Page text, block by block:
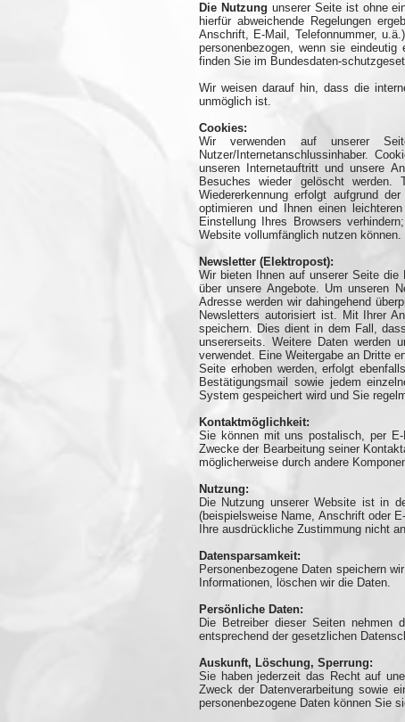
Die Nutzung unserer Seite ist ohne
hierfür abweichende Regelungen
Anschrift, E-Mail, Telefonnummer,
personenbezogen, wenn sie
finden Sie im Bundesdaten-
Wir weisen darauf hin, dass die
unmöglich ist.
Cookies:
Wir verwenden auf unserer
Nutzer/Internetanschlussinhaber.
unseren Internetauftritt und unsere
Besuches wieder gelöscht
Wiedererkennung erfolgt aufgrund
optimieren und Ihnen einen
Einstellung Ihres Browsers
Website vollumfänglich nutzen können.
Newsletter (Elektropost):
Wir bieten Ihnen auf unserer Seite die
über unsere Angebote. Um unseren
Adresse werden wir dahingehend
Newsletters autorisiert ist. Mit Ihrer
speichern. Dies dient in dem Fall,
unsererseits. Weitere Daten werden
verwendet. Eine Weitergabe an Dritte
Seite erhoben werden, erfolgt
Bestätigungsmail sowie jedem
System gespeichert wird und Sie
Kontaktmöglichkeit:
Sie können mit uns postalisch, per
Zwecke der Bearbeitung seiner
möglicherweise durch andere
Nutzung:
Die Nutzung unserer Website ist in
(beispielsweise Name, Anschrift oder
Ihre ausdrückliche Zustimmung nicht
Datensparsamkeit:
Personenbezogene Daten speichern
Informationen, löschen wir die Daten.
Persönliche Daten:
Die Betreiber dieser Seiten nehmen
entsprechend der gesetzlichen
Auskunft, Löschung, Sperrung:
Sie haben jederzeit das Recht auf
Zweck der Datenverarbeitung sowie
personenbezogene Daten können Sie